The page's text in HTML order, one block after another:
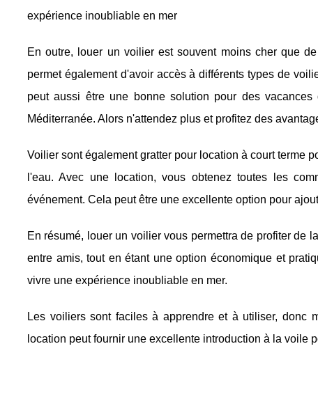
expérience inoubliable en mer
En outre, louer un voilier est souvent moins cher que
permet également d'avoir accès à différents types de
peut aussi être une bonne solution pour des
Méditerranée. Alors n'attendez plus et profitez des
Voilier sont également gratter pour location à court terme
l'eau. Avec une location, vous obtenez toutes les
événement. Cela peut être une excellente option pour
En résumé, louer un voilier vous permettra de profiter de
entre amis, tout en étant une option économique et
vivre une expérience inoubliable en mer.
Les voiliers sont faciles à apprendre et à utiliser, donc
location peut fournir une excellente introduction à la voile